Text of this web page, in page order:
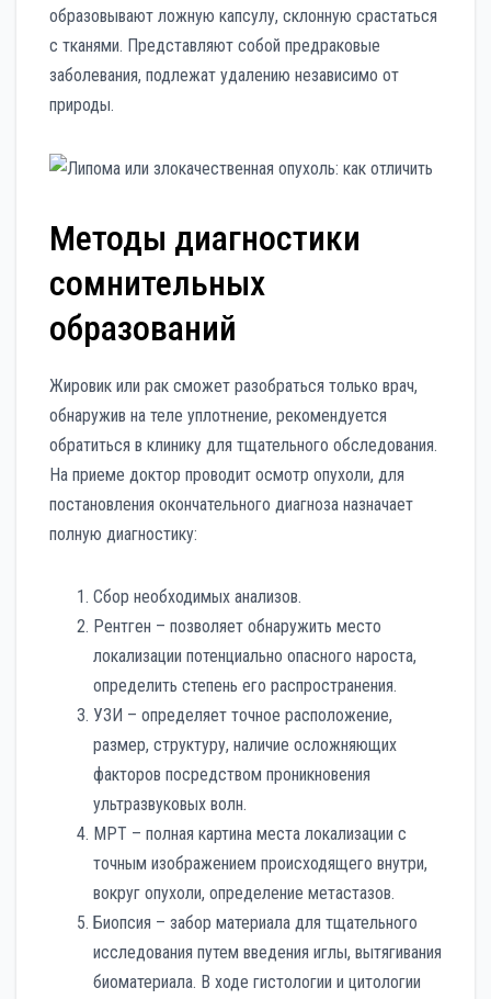
образовывают ложную капсулу, склонную срастаться
с тканями. Представляют собой предраковые
заболевания, подлежат удалению независимо от
природы.
Методы диагностики
сомнительных
образований
Жировик или рак сможет разобраться только врач,
обнаружив на теле уплотнение, рекомендуется
обратиться в клинику для тщательного обследования.
На приеме доктор проводит осмотр опухоли, для
постановления окончательного диагноза назначает
полную диагностику:
Сбор необходимых анализов.
Рентген – позволяет обнаружить место
локализации потенциально опасного нароста,
определить степень его распространения.
УЗИ – определяет точное расположение,
размер, структуру, наличие осложняющих
факторов посредством проникновения
ультразвуковых волн.
МРТ – полная картина места локализации с
точным изображением происходящего внутри,
вокруг опухоли, определение метастазов.
Биопсия – забор материала для тщательного
исследования путем введения иглы, вытягивания
биоматериала. В ходе гистологии и цитологии